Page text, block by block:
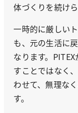
体づくりを続け
一時的に厳しい
も、元の生活に
なります。
すことではなく
わせて、無理な
す。